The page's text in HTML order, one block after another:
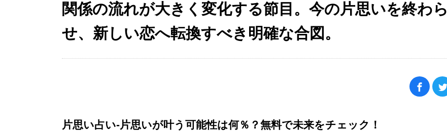
関係の流れが大きく変化する節目。今の片思いを終わら
せ、新しい恋へ転換すべき明確な合図。
片思い占い-片思いが叶う可能性は何％？無料で未来をチェック！